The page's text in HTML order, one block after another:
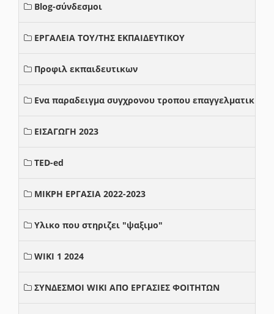
Blog-σύνδεσμοι
ΕΡΓΑΛΕΙΑ ΤΟΥ/ΤΗΣ ΕΚΠΑΙΔΕΥΤΙΚΟΥ
Προφιλ εκπαιδευτικων
Ενα παραδειγμα συγχρονου τροπου επαγγελματικης
ΕΙΣΑΓΩΓΗ 2023
TED-ed
ΜΙΚΡΗ ΕΡΓΑΣΙΑ 2022-2023
Υλικο που στηριζει "ψαξιμο"
WIKI 1 2024
ΣΥΝΔΕΣΜΟΙ WIKI ΑΠΟ ΕΡΓΑΣΙΕΣ ΦΟΙΤΗΤΩΝ